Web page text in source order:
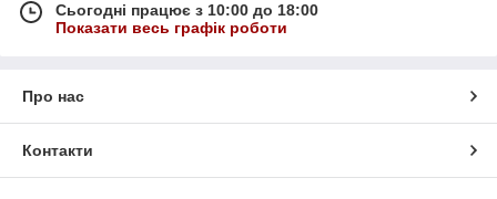
Сьогодні працює з 10:00 до 18:00
Показати весь графік роботи
Про нас
Контакти